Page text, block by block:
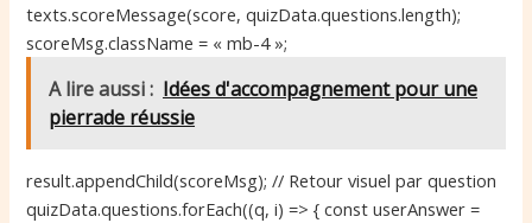
texts.scoreMessage(score, quizData.questions.length);
scoreMsg.className = « mb-4 »;
A lire aussi : Idées d'accompagnement pour une
pierrade réussie
result.appendChild(scoreMsg); // Retour visuel par question
quizData.questions.forEach((q, i) => { const userAnswer =